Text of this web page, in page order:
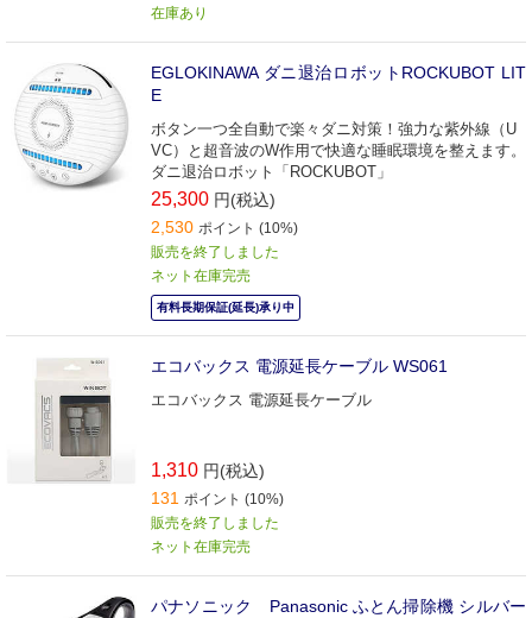
在庫あり
EGLOKINAWA ダニ退治ロボットROCKUBOT LIT
E
ボタン一つ全自動で楽々ダニ対策！強力な紫外線（U
VC）と超音波のW作用で快適な睡眠環境を整えます。
ダニ退治ロボット「ROCKUBOT」
25,300 円(税込)
2,530 ポイント (10%)
販売を終了しました
ネット在庫完売
有料長期保証(延長)承り中
エコバックス 電源延長ケーブル WS061
エコバックス 電源延長ケーブル
1,310 円(税込)
131 ポイント (10%)
販売を終了しました
ネット在庫完売
パナソニック Panasonic ふとん掃除機 シルバー